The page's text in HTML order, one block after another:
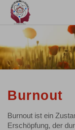
Burnout
Burnout ist ein
Erschöpfung, der